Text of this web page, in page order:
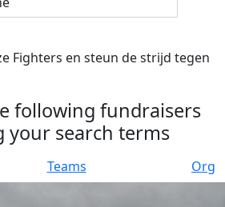
Fighters en steun de strijd tegen
following fundraisers
your search terms
Teams Org